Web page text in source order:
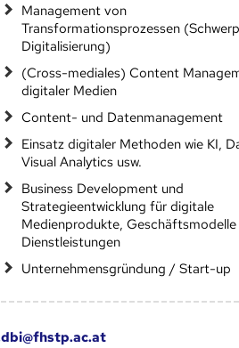
Management von
Transformationsprozessen
Digitalisierung)
(Cross-mediales) Content
digitaler Medien
Content- und Datenmanagement
Einsatz digitaler Methoden wie KI,
Visual Analytics usw.
Business Development und
Strategieentwicklung für digitale
Medienprodukte,
Dienstleistungen
Unternehmensgründung / Start-up